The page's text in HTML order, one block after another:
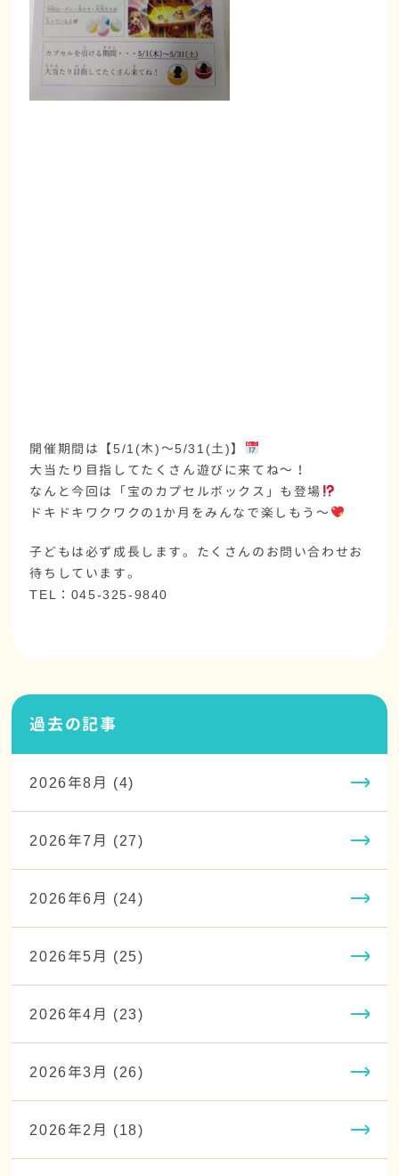
開催期間は【5/1(木)～5/31(土)】
大当たり目指してたくさん遊びに来てね～！
なんと今回は「宝のカプセルボックス」も登場
ドキドキワクワクの1か月をみんなで楽しもう～
子どもは必ず成長します。たくさんのお問い合わせお
待ちしています。
TEL：045-325-9840
過去の記事
2026年8月 (4)
2026年7月 (27)
2026年6月 (24)
2026年5月 (25)
2026年4月 (23)
2026年3月 (26)
2026年2月 (18)